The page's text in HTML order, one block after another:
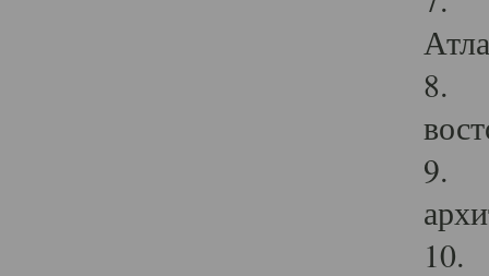
8.
9.
10.